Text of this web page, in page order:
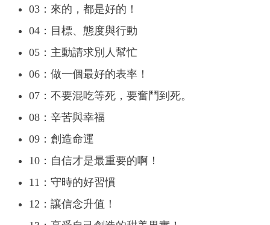
03：來的，都是好的！
04：目標、態度與行動
05：主動請求別人幫忙
06：做一個最好的表率！
07：不要混吃等死，要奮鬥到死。
08：辛苦與幸福
09：創造命運
10：自信才是最重要的啊！
11：守時的好習慣
12：讓信念升值！